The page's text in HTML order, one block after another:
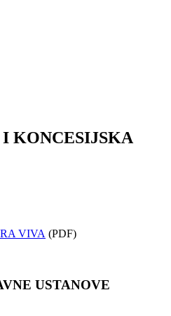
KONCESIJSKA
VIVA (PDF)
USTANOVE